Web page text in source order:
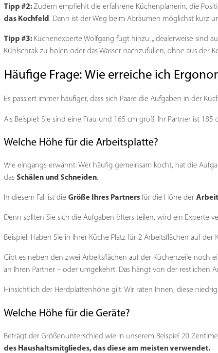
Tipp #2: Zudem empfiehlt die erfahrene Küchenplanerin, die
das Kochfeld. Dann ist der Weg beim Abräumen möglichst kurz
Tipp #3: Küchenexperte Wolfgang fügt hinzu: „Idealerweise sind
Kühlschrak zu holen oder das Wasser nachzufüllen, ohne aus der
Häufige Frage: Wie erreiche ich
Es passiert immer häufiger, dass sich Paare die Aufgaben in der
Als Beispiel: Sie sind eine Frau und 165 cm groß. Ihr Partner ist
Welche Höhe für die Arbeitsplatte?
Wie eingangs erwähnt: Wer häufig gemeinsam kocht, hat die
das Schälen und Schneiden.
In diesem Fall ist die Größe Ihres Partnersfür die Höhe der
Denn sollten Sie sich die Aufgaben öfters teilen, wird ein Experte
Beispiel: Haben Sie in Ihrer Küche Platz für 2 Arbeitsflächen auf
Gibt es neben den zwei Arbeitsflächen auf der Küchenzeile noch
an Ihren Partner – oder umgekehrt. Das hängt von der restlichen
Hinsichtlich der Herdplattenhöhe gilt: Wir raten Ihnen, diese
Welche Höhe für die Geräte?
Beträgt der Größenunterschied wie in unserem Beispiel 20
des Haushaltsmitgliedes, das diese am meisten verwendet.